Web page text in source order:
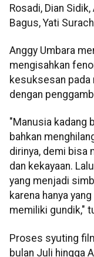
Rosadi, Dian
Bagus, Yati
Anggy Umbara
mengisahkan
kesuksesan pada
dengan
"Manusia kadang
bahkan
dirinya, demi bisa
dan kekayaan.
yang menjadi
karena hanya
memiliki gundik,"
Proses syuting
bulan Juli hingga